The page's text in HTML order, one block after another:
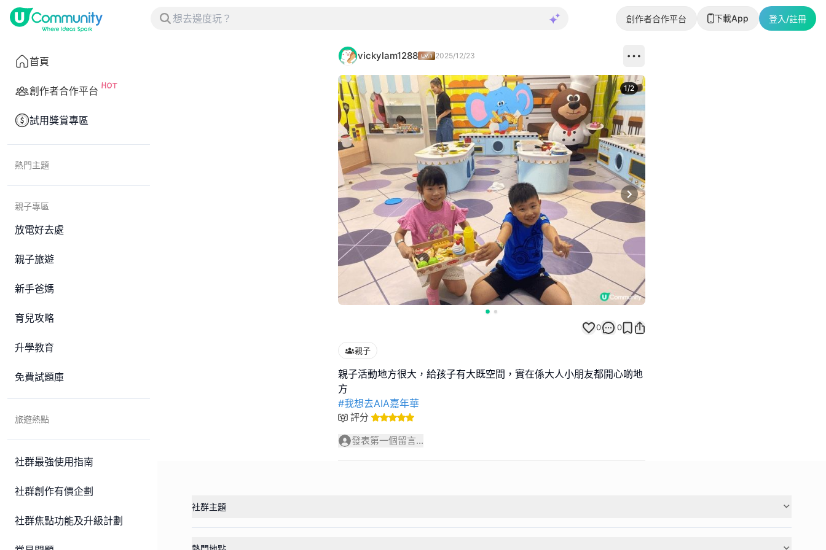
創作者合作平台 下載App 登入/註冊
首頁
創作者合作平台
試用獎賞專區
熱門主題
親子專區
放電好去處
親子旅遊
新手爸媽
育兒攻略
升學教育
免費試題庫
旅遊熱點
社群最強使用指南
社群創作有價企劃
社群焦點功能及升級計劃
vickylam1288 2025/12/23
Next slide
1/2
0 0
親子
親子活動地方很大，給孩子有大既空間，實在係大人小朋友都開心啲地
#我想去AIA嘉年華
評分
發表第一個留言...
社群主題